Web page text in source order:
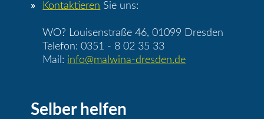
Kontaktieren Sie uns:
WO? Louisenstraße 46, 01099 Dresden
Telefon: 0351 - 8 02 35 33
Mail: info@malwina-dresden.de
Selber helfen